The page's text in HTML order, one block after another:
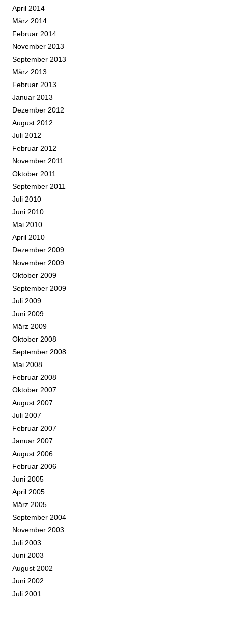
April 2014
März 2014
Februar 2014
November 2013
September 2013
März 2013
Februar 2013
Januar 2013
Dezember 2012
August 2012
Juli 2012
Februar 2012
November 2011
Oktober 2011
September 2011
Juli 2010
Juni 2010
Mai 2010
April 2010
Dezember 2009
November 2009
Oktober 2009
September 2009
Juli 2009
Juni 2009
März 2009
Oktober 2008
September 2008
Mai 2008
Februar 2008
Oktober 2007
August 2007
Juli 2007
Februar 2007
Januar 2007
August 2006
Februar 2006
Juni 2005
April 2005
März 2005
September 2004
November 2003
Juli 2003
Juni 2003
August 2002
Juni 2002
Juli 2001